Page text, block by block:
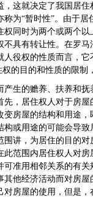
这就决定了我国居
为“暂时性”。由于
权同时为两个或两个
具有转让性。在罗
役权的性质而言，
权的目的和性质的限
产生的赡养、扶养和
，居住权人对于房
房屋的结构和用途
或用途的可能会导
讲，为居住的目的
范围内居住权人对
准用相邻关系的有
他经济活动而对房
房屋的使用，但是